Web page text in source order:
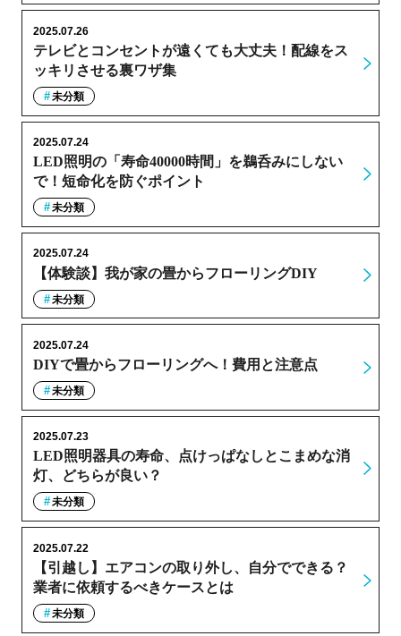
テレビとコンセントが遠くても大丈夫！配線をス
ッキリさせる裏ワザ集
2025.07.26
未分類
LED照明の「寿命40000時間」を鵜呑みにしない
で！短命化を防ぐポイント
2025.07.24
未分類
【体験談】我が家の畳からフローリングDIY
2025.07.24
未分類
DIYで畳からフローリングへ！費用と注意点
2025.07.24
未分類
LED照明器具の寿命、点けっぱなしとこまめな消
灯、どちらが良い？
2025.07.23
未分類
【引越し】エアコンの取り外し、自分でできる？
業者に依頼するべきケースとは
2025.07.22
未分類